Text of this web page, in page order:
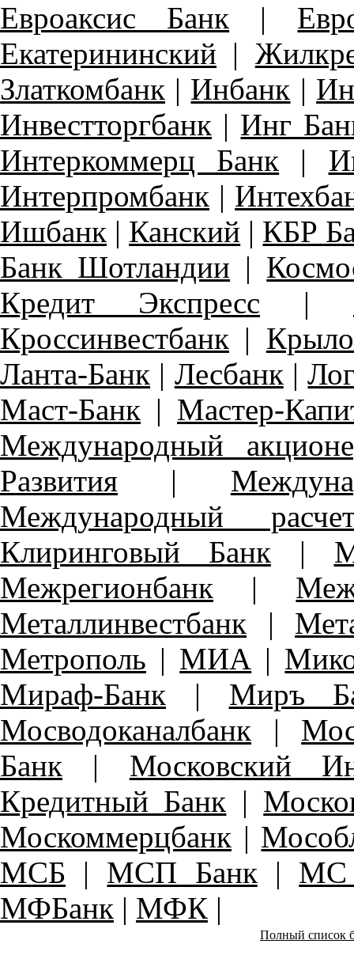
Евроаксис Банк |
Екатерининский |
Златкомбанк | Инбанк |
Инвестторгбанк | Инг
Интеркоммерц Банк |
Интерпромбанк |
Ишбанк | Канский | КБР
Банк Шотландии |
Кредит Экспресс |
Кроссинвестбанк |
Ланта-Банк | Лесбанк |
Маст-Банк | Мастер-
Международный
Развития |
Международный
Клиринговый Банк |
Межрегионбанк |
Металлинвестбанк |
Метрополь | МИА |
Мираф-Банк | Миръ
Мосводоканалбанк |
Банк | Московский
Кредитный Банк |
Москоммерцбанк |
МСБ | МСП Банк | МС
МФБанк | МФК |
Полный список